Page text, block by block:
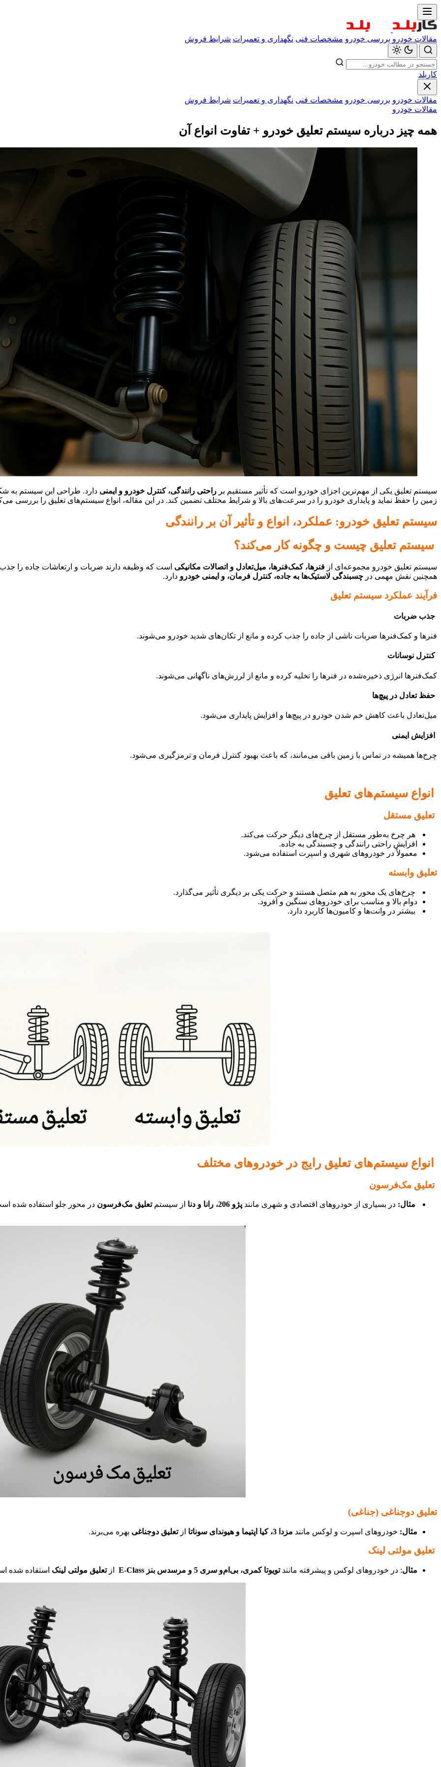
مقالات خودرو بررسی خودرو مشخصات فنی نگهداری و تعمیرات شرایط فروش
کاربلد
مقالات خودرو بررسی خودرو مشخصات فنی نگهداری و تعمیرات شرایط فروش
مقالات خودرو
همه چیز درباره سیستم تعلیق خودرو + تفاوت انواع آن
سیستم تعلیق یکی از مهم‌ترین اجزای خودرو است که تأثیر مستقیم بر راحتی رانندگی، کنترل خودرو و ایمنی دارد. طراحی این سیستم به
زمین را حفظ نماید و پایداری خودرو را در سرعت‌های بالا و شرایط مختلف تضمین کند. در این مقاله، انواع سیستم‌های تعلیق را بررسی
سیستم تعلیق خودرو: عملکرد، انواع و تأثیر آن بر رانندگی
سیستم تعلیق چیست و چگونه کار می‌کند؟
سیستم تعلیق خودرو مجموعه‌ای از فنرها، کمک‌فنرها، میل‌تعادل و اتصالات مکانیکی است که وظیفه دارند ضربات و ارتعاشات جاده را جذب
همچنین نقش مهمی در چسبندگی لاستیک‌ها به جاده، کنترل فرمان، و ایمنی خودرو دارد.
فرآیند عملکرد سیستم تعلیق
جذب ضربات
فنرها و کمک‌فنرها ضربات ناشی از جاده را جذب کرده و مانع از تکان‌های شدید خودرو می‌شوند.
کنترل نوسانات
کمک‌فنرها انرژی ذخیره‌شده در فنرها را تخلیه کرده و مانع از لرزش‌های ناگهانی می‌شوند.
حفظ تعادل در پیچ‌ها
میل‌تعادل باعث کاهش خم شدن خودرو در پیچ‌ها و افزایش پایداری می‌شود.
افزایش ایمنی
چرخ‌ها همیشه در تماس با زمین باقی می‌مانند، که باعث بهبود کنترل فرمان و ترمزگیری می‌شود.
انواع سیستم‌های تعلیق
تعلیق مستقل
هر چرخ به‌طور مستقل از چرخ‌های دیگر حرکت می‌کند.
افزایش راحتی رانندگی و چسبندگی به جاده.
معمولاً در خودروهای شهری و اسپرت استفاده می‌شود.
تعلیق وابسته
چرخ‌های یک محور به هم متصل هستند و حرکت یکی بر دیگری تأثیر می‌گذارد.
دوام بالا و مناسب برای خودروهای سنگین و آفرود.
بیشتر در وانت‌ها و کامیون‌ها کاربرد دارد.
انواع سیستم‌های تعلیق رایج در خودروهای مختلف
تعلیق مک‌فرسون
مثال: در بسیاری از خودروهای اقتصادی و شهری مانند پژو 206، رانا و دنا از سیستمتعلیق مک‌فرسون در محور جلو استفاده شده
تعلیق دوجناغی (جناغی)
مثال: خودروهای اسپرت و لوکس مانند مزدا 3، کیا اپتیما و هیوندای سوناتا از تعلیق دوجناغی بهره می‌برند.
تعلیق مولتی لینک
مثال: در خودروهای لوکس و پیشرفته مانند تویوتا کمری، بی‌ام‌و سری 5 و مرسدس بنز E-Class ازتعلیق مولتی لینک استفاده شده